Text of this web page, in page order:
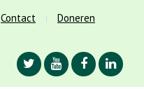
Contact
Doneren